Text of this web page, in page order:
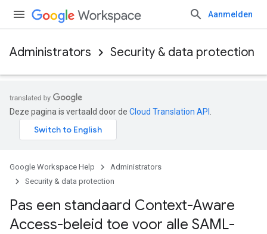
Aanmelden
Administrators Security & data protection
Deze pagina is vertaald door de Cloud Translation API
Google Workspace Help
Administrators
Security & data protection
Pas een standaard Context-Aware
Access-beleid toe voor alle SAML-